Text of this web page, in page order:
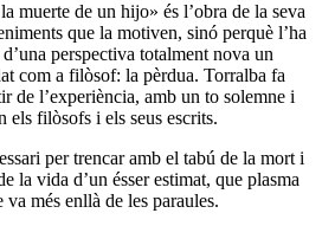
muerte de un hijo» és l’obra de la seva
que la motiven, sinó perquè l’ha
perspectiva totalment nova un
com a filòsof: la pèrdua. Torralba fa
de l’experiència, amb un to solemne i
els filòsofs i els seus escrits.
per trencar amb el tabú de la mort i
la vida d’un ésser estimat, que plasma
més enllà de les paraules.